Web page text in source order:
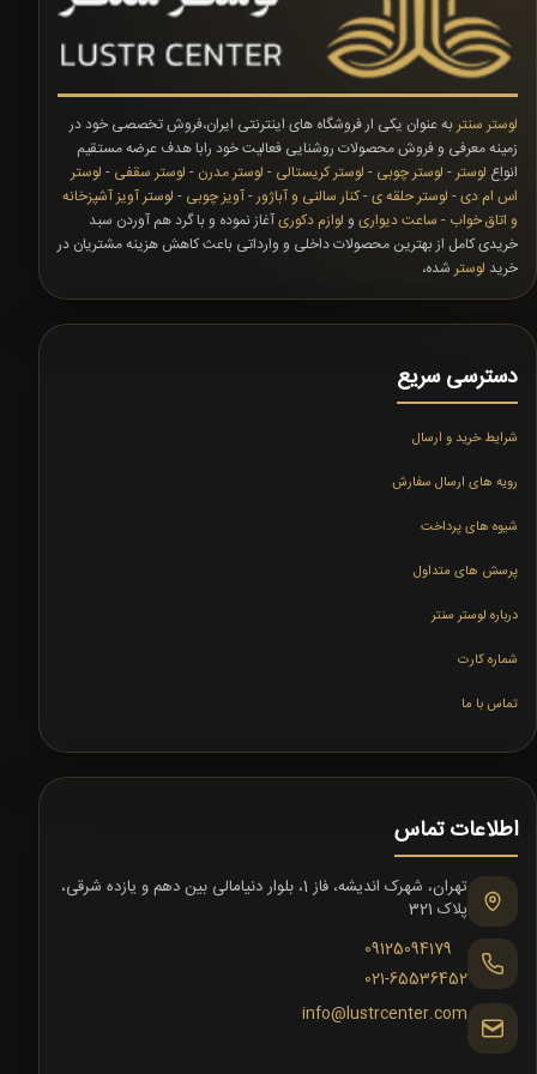
لوستر سنتر به عنوان یکی ار فروشگاه های اینترنتی ایران،فروش تخصصی خود در
زمینه معرفی و فروش محصولات روشنایی فعالیت خود رابا هدف عرضه مستقیم
انواع لوستر - لوستر چوبی - لوستر کریستالی - لوستر مدرن - لوستر سقفی - لوستر
اس ام دی- لوستر حلقه ی-کنار سالنی و آباژور-آویز چوبی - لوستر آویز آشپزخانه
و اتاق خواب - ساعت دیواری و لوازم دکوریآغاز نموده و با گرد هم آوردن سبد
خریدی کامل از بهترین محصولات داخلی و وارداتی باعث کاهش هزینه مشتریان در
خرید لوستر شده،
دسترسی سریع
شرایط خرید و ارسال
رویه های ارسال سفارش
شیوه های پرداخت
پرسش های متداول
درباره لوستر سنتر
شماره کارت
تماس با ما
اطلاعات تماس
تهران، شهرک اندیشه، فاز 1، بلوار دنیامالی بین دهم و یازده شرقی،
پلاک 321
09125094179
021-65536452
info@lustrcenter.com